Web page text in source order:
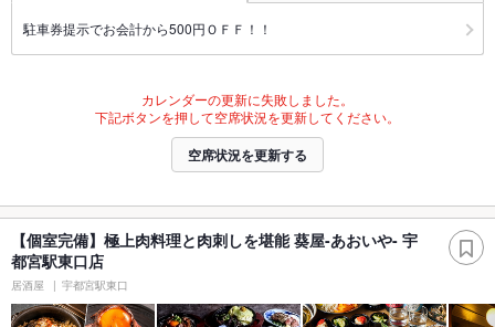
駐車券提示でお会計から500円ＯＦＦ！！
カレンダーの更新に失敗しました。
下記ボタンを押して空席状況を更新してください。
空席状況を更新する
【個室完備】極上肉料理と肉刺しを堪能 葵屋-あおいや- 宇
都宮駅東口店
居酒屋 宇都宮駅東口